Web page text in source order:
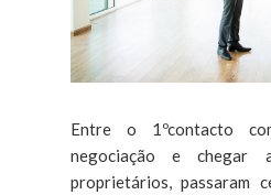
Entre o 1ºcontacto
negociação e chegar
proprietários, passaram